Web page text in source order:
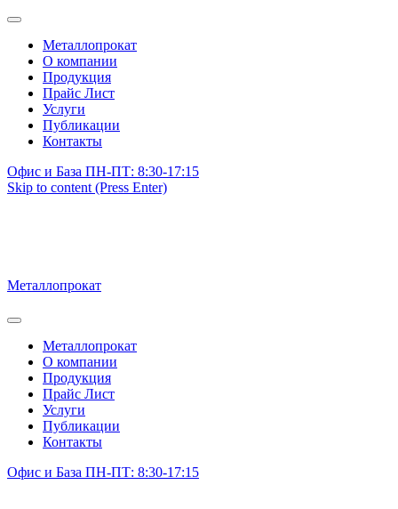
Металлопрокат
О компании
Продукция
Прайс Лист
Услуги
Публикации
Контакты
Офис и База ПН-ПТ: 8:30-17:15
Skip to content (Press Enter)
Металлопрокат
Металлопрокат
О компании
Продукция
Прайс Лист
Услуги
Публикации
Контакты
Офис и База ПН-ПТ: 8:30-17:15